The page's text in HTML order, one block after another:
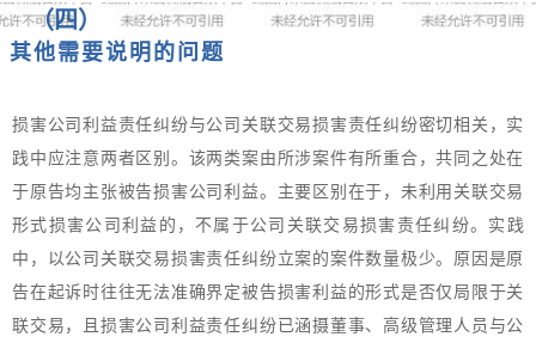
（四）
其他需要说明的问题
损害公司利益责任纠纷与公司关联交易损害责任纠纷密切相关，实
践中应注意两者区别。该两类案由所涉案件有所重合，共同之处在
于原告均主张被告损害公司利益。主要区别在于，未利用关联交易
形式损害公司利益的，不属于公司关联交易损害责任纠纷。实践
中，以公司关联交易损害责任纠纷立案的案件数量极少。原因是原
告在起诉时往往无法准确界定被告损害利益的形式是否仅局限于关
联交易，且损害公司利益责任纠纷已涵摄董事、高级管理人员与公